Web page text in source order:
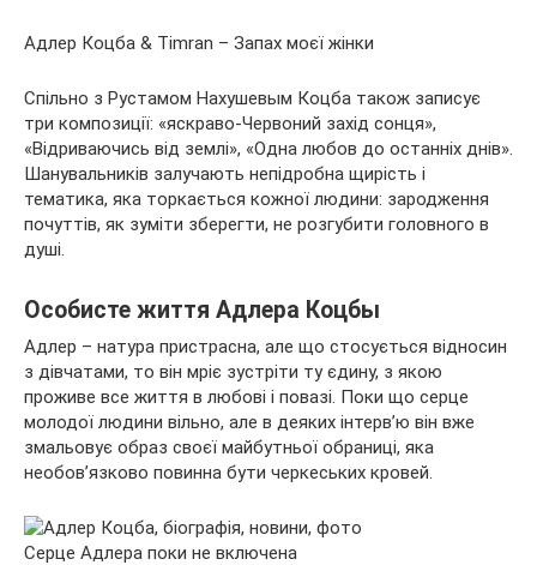
Адлер Коцба & Timran – Запах моєї жінки
Спільно з Рустамом Нахушевым Коцба також записує
три композиції: «яскраво-Червоний захід сонця»,
«Відриваючись від землі», «Одна любов до останніх днів».
Шанувальників залучають непідробна щирість і
тематика, яка торкається кожної людини: зародження
почуттів, як зуміти зберегти, не розгубити головного в
душі.
Особисте життя Адлера Коцбы
Адлер – натура пристрасна, але що стосується відносин
з дівчатами, то він мріє зустріти ту єдину, з якою
проживе все життя в любові і повазі. Поки що серце
молодої людини вільно, але в деяких інтерв’ю він вже
змальовує образ своєї майбутньої обраниці, яка
необов’язково повинна бути черкеських кровей.
Серце Адлера поки не включена